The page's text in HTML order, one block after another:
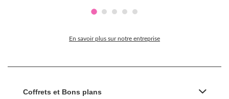
En savoir plus sur notre entreprise
Coffrets et Bons plans